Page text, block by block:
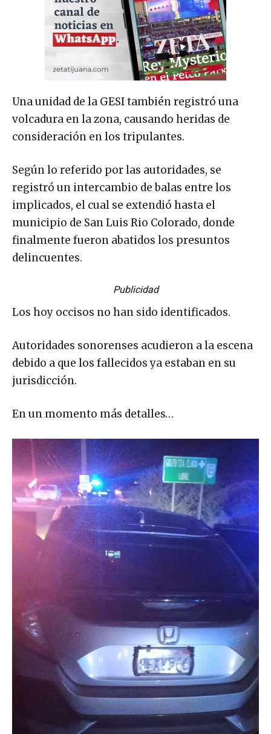
Una unidad de la GESI también registró una
volcadura en la zona, causando heridas de
consideración en los tripulantes.
Según lo referido por las autoridades, se
registró un intercambio de balas entre los
implicados, el cual se extendió hasta el
municipio de San Luis Rio Colorado, donde
finalmente fueron abatidos los presuntos
delincuentes.
Publicidad
Los hoy occisos no han sido identificados.
Autoridades sonorenses acudieron a la escena
debido a que los fallecidos ya estaban en su
jurisdicción.
En un momento más detalles…